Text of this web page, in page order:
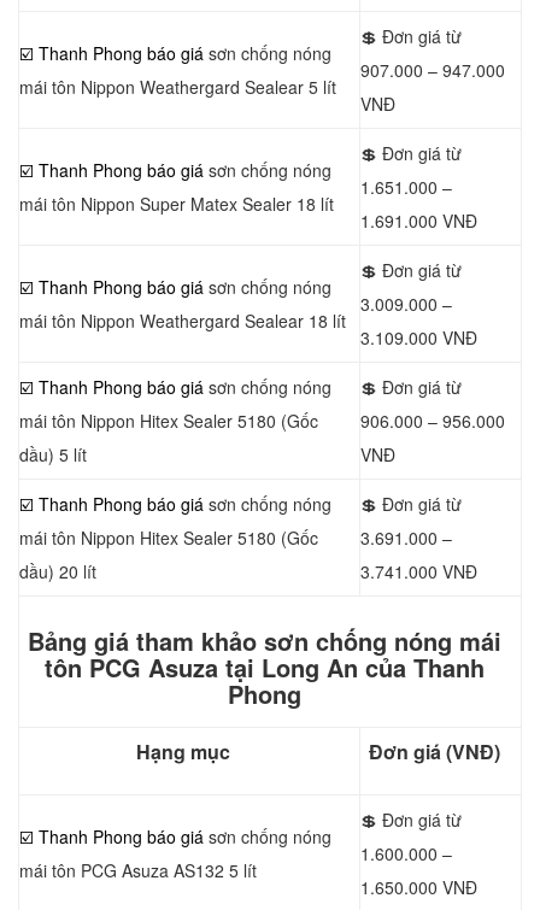
☑️ Thanh Phong báo giá sơn chống nóng
mái tôn Nippon Weathergard Sealear 5 lít
💲 Đơn giá từ
907.000 – 947.000
VNĐ
☑️ Thanh Phong báo giá sơn chống nóng
mái tôn Nippon Super Matex Sealer 18 lít
💲 Đơn giá từ
1.651.000 –
1.691.000 VNĐ
☑️ Thanh Phong báo giá sơn chống nóng
mái tôn Nippon Weathergard Sealear 18 lít
💲 Đơn giá từ
3.009.000 –
3.109.000 VNĐ
☑️ Thanh Phong báo giá sơn chống nóng
mái tôn Nippon Hitex Sealer 5180 (Gốc
dầu) 5 lít
💲 Đơn giá từ
906.000 – 956.000
VNĐ
☑️ Thanh Phong báo giá sơn chống nóng
mái tôn Nippon Hitex Sealer 5180 (Gốc
dầu) 20 lít
💲 Đơn giá từ
3.691.000 –
3.741.000 VNĐ
Bảng giá tham khảo sơn chống nóng mái
tôn PCG Asuza tại Long An của Thanh
Phong
Hạng mục Đơn giá (VNĐ)
☑️ Thanh Phong báo giá sơn chống nóng
mái tôn PCG Asuza AS132 5 lít
💲 Đơn giá từ
1.600.000 –
1.650.000 VNĐ